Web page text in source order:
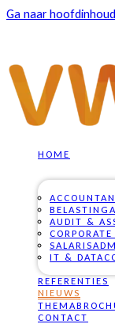
Ga naar hoofdinhoud
HOME
AUDIT &
IT &
REFERENTIES
NIEUWS
CONTACT